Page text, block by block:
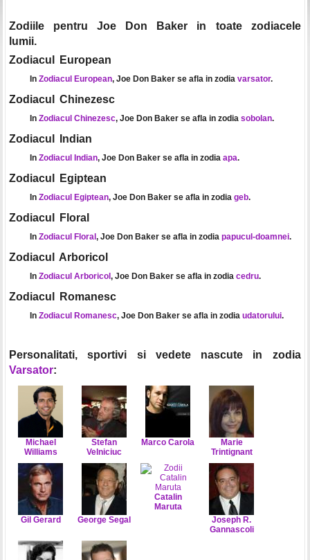
Zodiile pentru Joe Don Baker in toate zodiacele
lumii.
Zodiacul European
In Zodiacul European, Joe Don Baker se afla in zodia varsator.
Zodiacul Chinezesc
In Zodiacul Chinezesc, Joe Don Baker se afla in zodia sobolan.
Zodiacul Indian
In Zodiacul Indian, Joe Don Baker se afla in zodia apa.
Zodiacul Egiptean
In Zodiacul Egiptean, Joe Don Baker se afla in zodia geb.
Zodiacul Floral
In Zodiacul Floral, Joe Don Baker se afla in zodia papucul-doamnei.
Zodiacul Arboricol
In Zodiacul Arboricol, Joe Don Baker se afla in zodia cedru.
Zodiacul Romanesc
In Zodiacul Romanesc, Joe Don Baker se afla in zodia udatorului.
Personalitati, sportivi si vedete nascute in zodia
Varsator:
Michael
Williams
Stefan
Velniciuc
Marco Carola
Marie
Trintignant
Gil Gerard George Segal
Catalin
Maruta
Joseph R.
Gannascoli